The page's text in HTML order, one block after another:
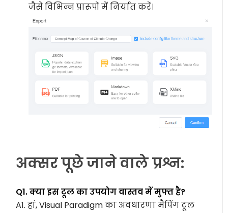
जैसे विभिन्न प्रारूपों में निर्यात करें।
अक्सर पूछे जाने वाले प्रश्न:
Q1. क्या इस टूल का उपयोग वास्तव में मुफ्त है?
A1. हां, Visual Paradigm का अवधारणा मैपिंग टूल